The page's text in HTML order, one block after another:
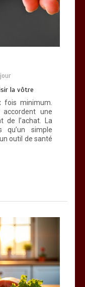
la vôtre
fois minimum.
une
de l’achat. La
simple
outil de santé